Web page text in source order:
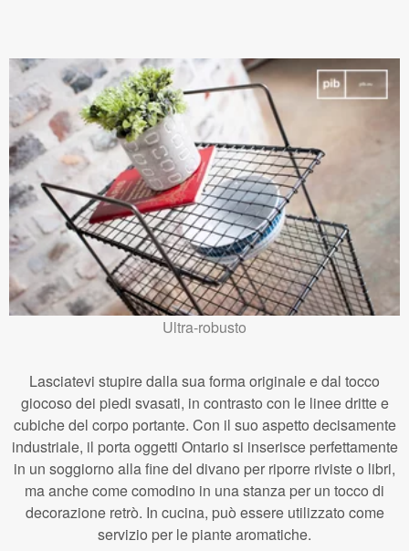
Ultra-robusto
Lasciatevi stupire dalla sua forma originale e dal tocco
giocoso dei piedi svasati, in contrasto con le linee dritte e
cubiche del corpo portante. Con il suo aspetto decisamente
industriale, il porta oggetti Ontario si inserisce perfettamente
in un soggiorno alla fine del divano per riporre riviste o libri,
ma anche come comodino in una stanza per un tocco di
decorazione retrò. In cucina, può essere utilizzato come
servizio per le piante aromatiche.